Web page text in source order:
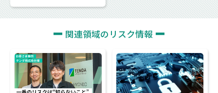
関連領域のリスク情報